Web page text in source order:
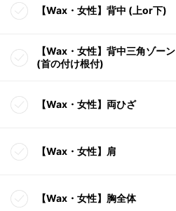
【Wax・女性】背中 (上or下)
【Wax・女性】背中三角ゾーン
(首の付け根付)
【Wax・女性】両ひざ
【Wax・女性】肩
【Wax・女性】胸全体